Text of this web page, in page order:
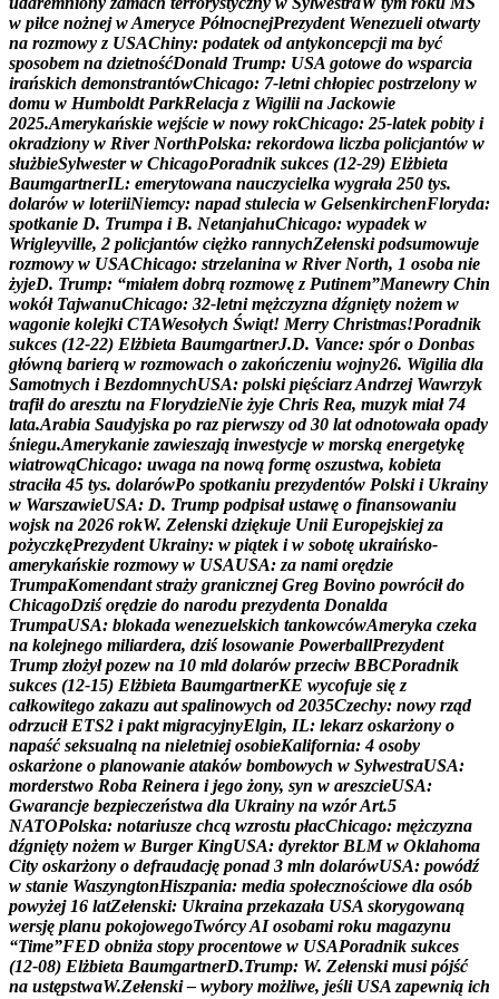
w piłce nożnej wAmeryce PółnocnejPrezydent Wenezueli otwarty
na rozmowy z USAChiny: podatek od antykoncepcji ma być
sposobem na dzietnośćDonald Trump: USA gotowe do wsparcia
irańskich demonstrantówChicago: 7-letni chłopiec postrzelony w
domu w Humboldt ParkRelacja z Wigilii na Jackowie
2025.Amerykańskie wejście w nowy rokChicago: 25-latek pobity i
okradziony w River NorthPolska: rekordowa liczba policjantów w
służbieSylwester w ChicagoPoradnik sukces (12-29) Elżbieta
BaumgartnerIL: emerytowana nauczycielka wygrała 250 tys.
dolarów w loteriiNiemcy: napad stulecia w GelsenkirchenFloryda:
spotkanie D. Trumpa i B. NetanjahuChicago: wypadek w
Wrigleyville, 2 policjantów ciężko rannychZełenski podsumowuje
rozmowy w USAChicago: strzelanina w River North, 1 osoba nie
żyjeD. Trump: “miałem dobrą rozmowę z Putinem”Manewry Chin
wokół TajwanuChicago: 32-letni mężczyzna dźgnięty nożem w
wagonie kolejki CTAWesołych Świąt! Merry Christmas!Poradnik
sukces (12-22) Elżbieta BaumgartnerJ.D. Vance: spór o Donbas
główną barierą w rozmowach o zakończeniu wojny26. Wigilia dla
Samotnych i BezdomnychUSA: polski pięściarzAndrzej Wawrzyk
trafił do aresztu na FlorydzieNie żyje Chris Rea, muzyk miał 74
lata.Arabia Saudyjska po raz pierwszy od 30 lat odnotowała opady
śniegu.Amerykanie zawieszają inwestycje w morską energetykę
wiatrowąChicago: uwaga na nową formę oszustwa, kobieta
straciła 45 tys. dolarówPo spotkaniu prezydentów Polski i Ukrainy
w WarszawieUSA: D. Trump podpisał ustawę o finansowaniu
wojsk na 2026 rokW. Zełenski dziękuje Unii Europejskiej za
pożyczkęPrezydent Ukrainy: w piątek i w sobotę ukraińsko-
amerykańskie rozmowy w USAUSA: za nami orędzie
TrumpaKomendant straży granicznej Greg Bovino powrócił do
ChicagoDziś orędzie do narodu prezydenta Donalda
TrumpaUSA: blokada wenezuelskich tankowcówAmeryka czeka
na kolejnego miliardera, dziś losowanie PowerballPrezydent
Trump złożył pozew na 10 mld dolarów przeciw BBCPoradnik
sukces (12-15) Elżbieta BaumgartnerKE wycofuje się z
całkowitego zakazu aut spalinowych od 2035Czechy: nowy rząd
odrzucił ETS2 i pakt migracyjnyElgin, IL: lekarz oskarżony o
napaść seksualną na nieletniej osobieKalifornia: 4 osoby
oskarżone o planowanie ataków bombowych w SylwestraUSA:
morderstwo Roba Reinera i jego żony, syn w areszcieUSA:
Gwarancje bezpieczeństwa dla Ukrainy na wzórArt.5
NATOPolska: notariusze chcą wzrostu płacChicago: mężczyzna
dźgnięty nożem w Burger KingUSA: dyrektor BLM w Oklahoma
City oskarżony o defraudację ponad 3 mln dolarówUSA: powódź
w stanie WaszyngtonHiszpania: media społecznościowe dla osób
powyżej 16 latZełenski: Ukraina przekazała USA skorygowaną
wersję planu pokojowegoTwórcyAI osobami roku magazynu
“Time”FED obniża stopy procentowe w USAPoradnik sukces
(12-08) Elżbieta BaumgartnerD.Trump: W. Zełenski musi pójść
na ustępstwaW.Zełenski – wybory możliwe, jeśli USA zapewnią ich